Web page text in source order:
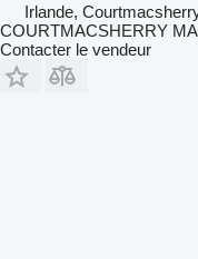
Irlande,
COURTMACSHERRY
Contacter le vendeur